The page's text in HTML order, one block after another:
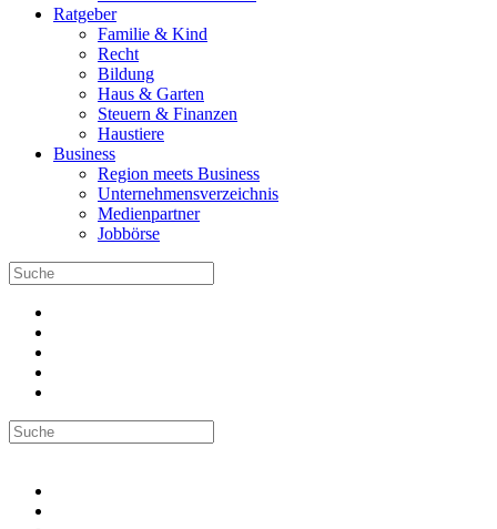
Ratgeber
Familie & Kind
Recht
Bildung
Haus & Garten
Steuern & Finanzen
Haustiere
Business
Region meets Business
Unternehmensverzeichnis
Medienpartner
Jobbörse